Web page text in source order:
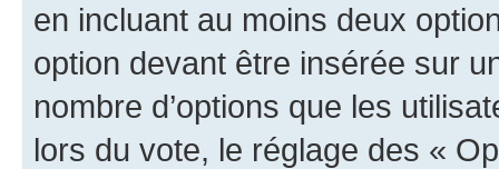
en incluant au moins deux
option devant être insérée sur
nombre d’options que les
lors du vote, le réglage des «